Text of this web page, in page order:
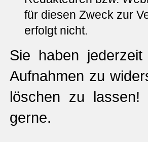
für diesen Zweck zur
erfolgt nicht.
Sie haben
Aufnahmen zu
löschen zu lassen!
gerne.